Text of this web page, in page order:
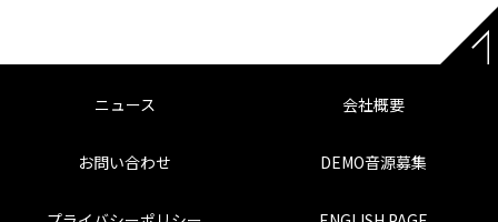
ニュース 会社概要
お問い合わせ DEMO音源募集